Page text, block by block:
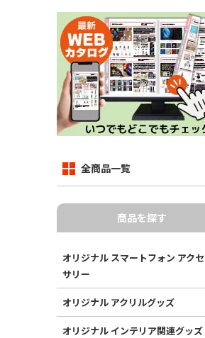
全商品一覧
商品を探す
オリジナル スマートフォン アクセ
サリー
オリジナル アクリルグッズ
オリジナル インテリア関連グッズ